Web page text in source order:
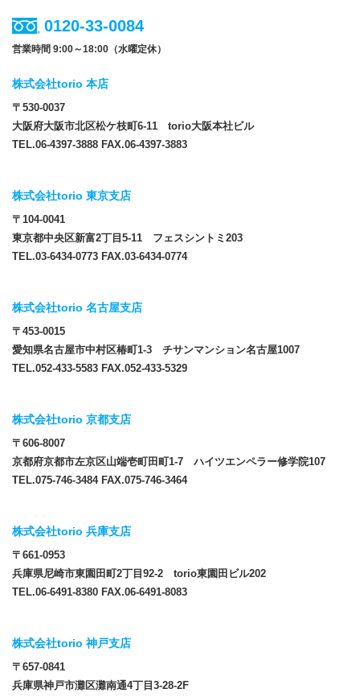
0120-33-0084
営業時間 9:00～18:00（水曜定休）
株式会社torio 本店
〒530-0037
大阪府大阪市北区松ケ枝町6-11 torio大阪本社ビル
TEL.06-4397-3888 FAX.06-4397-3883
株式会社torio 東京支店
〒104-0041
東京都中央区新富2丁目5-11 フェスシントミ203
TEL.03-6434-0773 FAX.03-6434-0774
株式会社torio 名古屋支店
〒453-0015
愛知県名古屋市中村区椿町1-3 チサンマンション名古屋1007
TEL.052-433-5583 FAX.052-433-5329
株式会社torio 京都支店
〒606-8007
京都府京都市左京区山端壱町田町1-7 ハイツエンペラー修学院107
TEL.075-746-3484 FAX.075-746-3464
株式会社torio 兵庫支店
〒661-0953
兵庫県尼崎市東園田町2丁目92-2 torio東園田ビル202
TEL.06-6491-8380 FAX.06-6491-8083
株式会社torio 神戸支店
〒657-0841
兵庫県神戸市灘区灘南通4丁目3-28-2F